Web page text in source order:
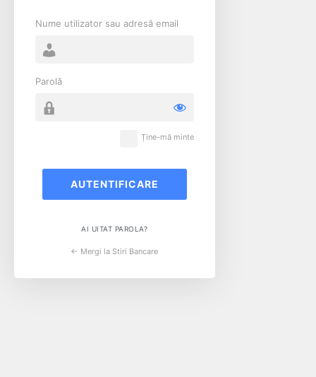
Nume utilizator sau adresă email
Parolă
Ține-mă minte
AI UITAT PAROLA?
← Mergi la Stiri Bancare